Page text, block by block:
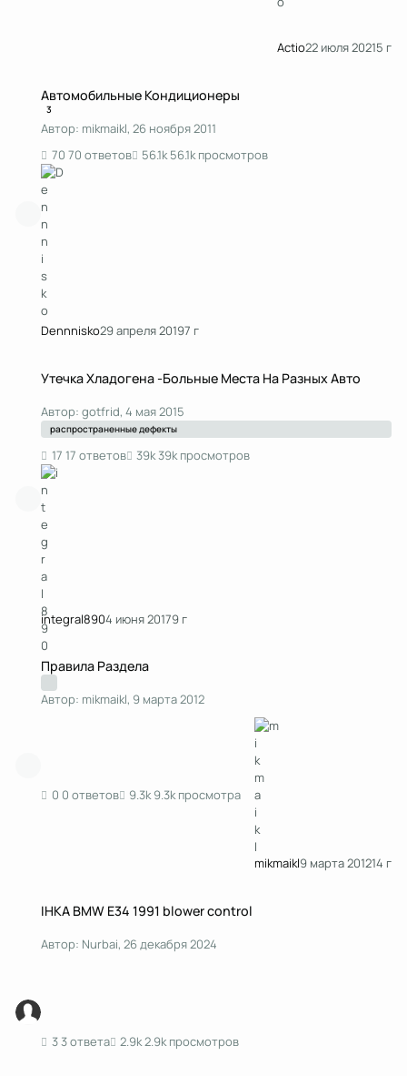
Actio22 июля 20215 г
Автомобильные Кондиционеры
3
Автор: mikmaikl, 26 ноября 2011
70 ответов
56.1k просмотров
Dennnisko29 апреля 20197 г
Утечка Хладогена -Больные Места На Разных Авто
Автор: gotfrid, 4 мая 2015
распространенные дефекты
17 ответов 39k просмотров
integral8904 июня 20179 г
Правила Раздела
Правила Раздела
Автор: mikmaikl, 9 марта 2012
0 ответов 9.3k просмотра
mikmaikl9 марта 201214 г
IHKA BMW E34 1991 blower control
Автор: Nurbai, 26 декабря 2024
3 ответа 2.9k просмотров